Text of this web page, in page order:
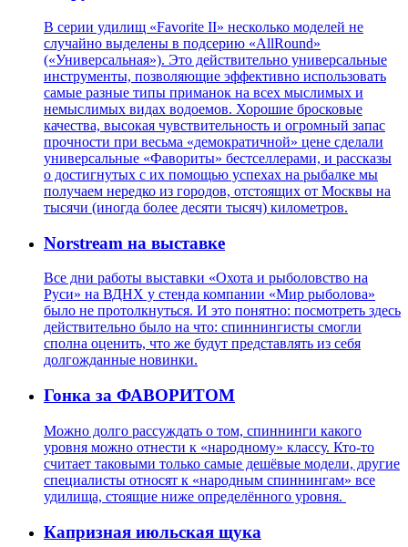
В серии удилищ «Favorite II» несколько моделей не
случайно выделены в подсерию «AllRound»
(«Универсальная»). Это действительно универсальные
инструменты, позволяющие эффективно использовать
самые разные типы приманок на всех мыслимых и
немыслимых видах водоемов. Хорошие бросковые
качества, высокая чувствительность и огромный запас
прочности при весьма «демократичной» цене сделали
универсальные «Фавориты» бестселлерами, и рассказы
о достигнутых с их помощью успехах на рыбалке мы
получаем нередко из городов, отстоящих от Москвы на
тысячи (иногда более десяти тысяч) километров.
Norstream на выставке
Все дни работы выставки «Охота и рыболовство на
Руси» на ВДНХ у стенда компании «Мир рыболова»
было не протолкнуться. И это понятно: посмотреть здесь
действительно было на что: спиннингисты смогли
сполна оценить, что же будут представлять из себя
долгожданные новинки.
Гонка за ФАВОРИТОМ
Можно долго рассуждать о том, спиннинги какого
уровня можно отнести к «народному» классу. Кто-то
считает таковыми только самые дешёвые модели, другие
специалисты относят к «народным спиннингам» все
удилища, стоящие ниже определённого уровня.
Капризная июльская щука